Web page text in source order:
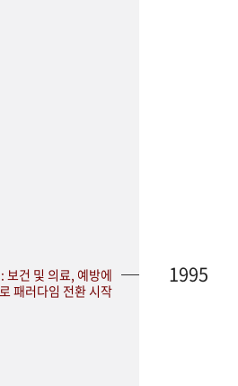
건 및 의료, 예방에
패러다임 전환 시작
1995